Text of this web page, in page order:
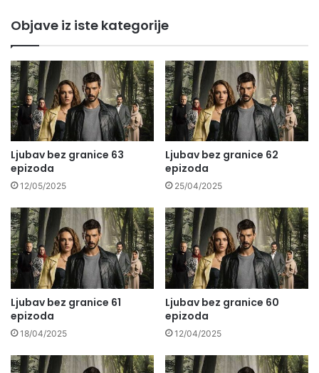
Objave iz iste kategorije
Ljubav bez granice 63
epizoda
12/05/2025
Ljubav bez granice 62
epizoda
25/04/2025
Ljubav bez granice 61
epizoda
18/04/2025
Ljubav bez granice 60
epizoda
12/04/2025